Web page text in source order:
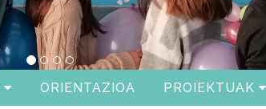
ORIENTAZIOA PROIEKTUAK